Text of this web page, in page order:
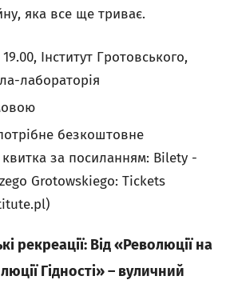
яка все ще триває.
19.00, Інститут Гротовського,
лабораторія
безкоштовне
за посиланням: Bilety -
Grotowskiego: Tickets
рекреації: Від «Революції на
Гідності» – вуличний